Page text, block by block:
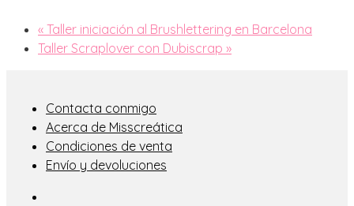
« Taller iniciación al Brushlettering en Barcelona
Taller Scraplover con Dubiscrap »
Contacta conmigo
Acerca de Misscreática
Condiciones de venta
Envío y devoluciones